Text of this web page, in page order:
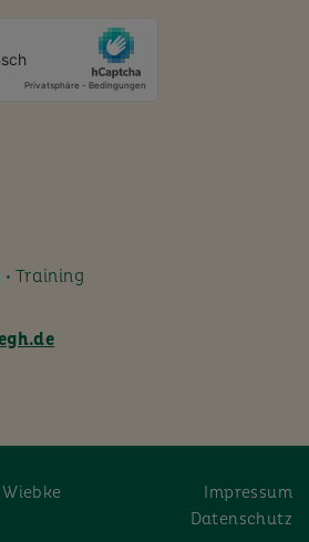
Training
Impressum
Datenschutz